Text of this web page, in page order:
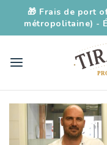
🎁 Frais de port
métropolitaine) -